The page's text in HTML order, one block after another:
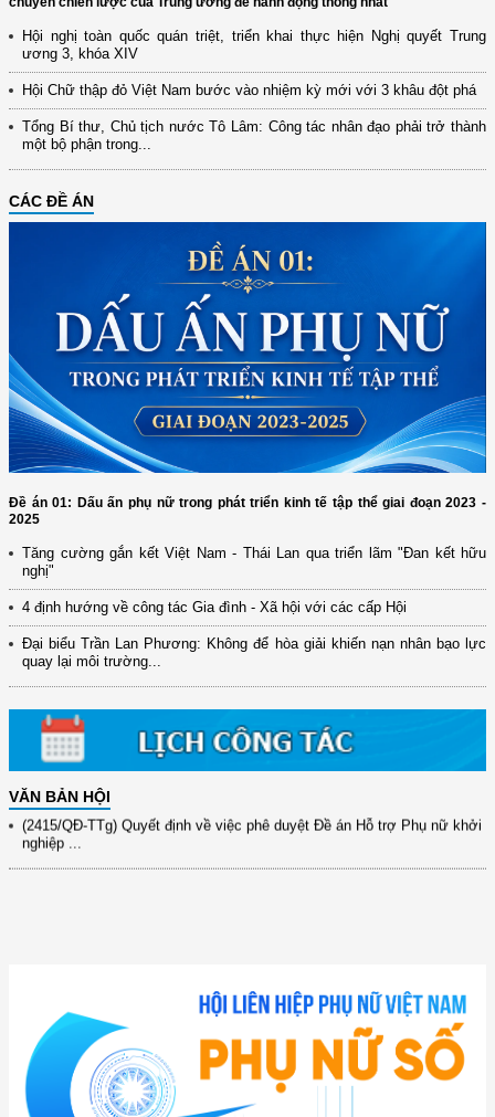
Hội nghị toàn quốc quán triệt, triển khai thực hiện Nghị quyết Trung
ương 3, khóa XIV
Hội Chữ thập đỏ Việt Nam bước vào nhiệm kỳ mới với 3 khâu đột phá
Tổng Bí thư, Chủ tịch nước Tô Lâm: Công tác nhân đạo phải trở thành
một bộ phận trong...
CÁC ĐỀ ÁN
Đề án 01: Dấu ấn phụ nữ trong phát triển kinh tế tập thể giai đoạn 2023 -
2025
Tăng cường gắn kết Việt Nam - Thái Lan qua triển lãm "Đan kết hữu
nghị"
4 định hướng về công tác Gia đình - Xã hội với các cấp Hội
Đại biểu Trần Lan Phương: Không để hòa giải khiến nạn nhân bạo lực
quay lại môi trường...
VĂN BẢN HỘI
(12/TB-HĐKH) V/v đăng ký, đề xuất nhiệm vụ Khoa học, công nghệ và
đổi mới ...
(898/KH/ĐCT) Kế hoạch thực hiện Quyết định số 2415/QĐ-TTg ngày
31/10/2025 ...
xây dựng ...
(891/KH-ĐCT) Kế hoạch thực hiện Nghị quyết số 72-NQ/TW ngày
9/9/2025 của Bộ ...
(2415/QĐ-TTg) Quyết định về việc phê duyệt Đề án Hỗ trợ Phụ nữ khởi
nghiệp ...